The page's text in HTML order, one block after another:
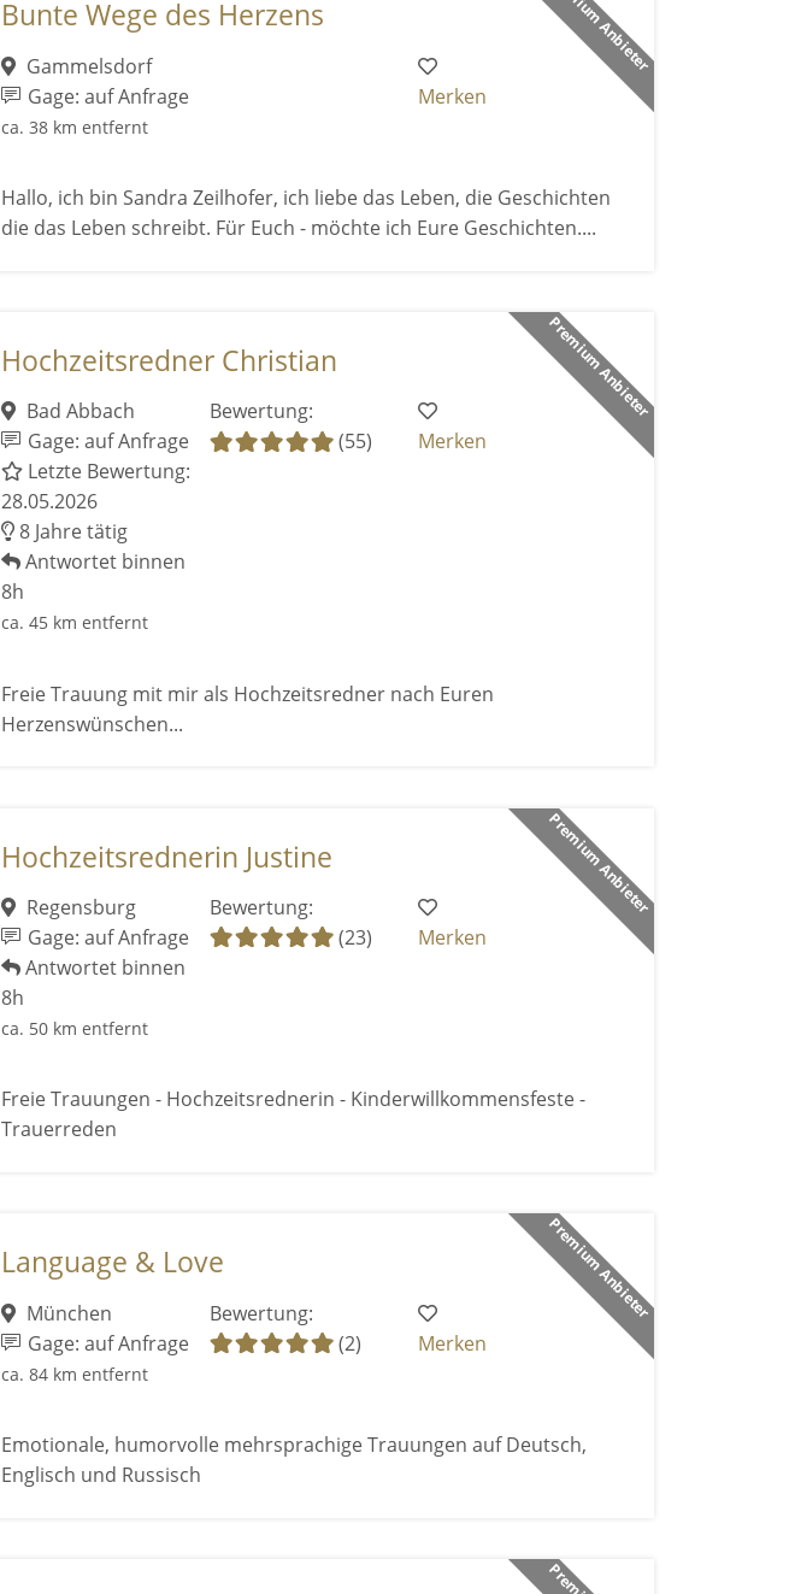
Bunte Wege des Herzens
Gammelsdorf
Gage: auf Anfrage
ca. 38 km entfernt
Merken
Hallo, ich bin Sandra Zeilhofer, ich liebe das Leben, die Geschichten
die das Leben schreibt. Für Euch - möchte ich Eure Geschichten....
Premium Anbieter
Hochzeitsredner Christian
Bad Abbach
Gage: auf Anfrage
Letzte Bewertung:
28.05.2026
8 Jahre tätig
Antwortet binnen
8h
ca. 45 km entfernt
Bewertung:
(55)
Merken
Freie Trauung mit mir als Hochzeitsredner nach Euren
Herzenswünschen...
Premium Anbieter
Hochzeitsrednerin Justine
Regensburg
Gage: auf Anfrage
Antwortet binnen
8h
ca. 50 km entfernt
Bewertung:
(23)
Merken
Freie Trauungen - Hochzeitsrednerin - Kinderwillkommensfeste -
Trauerreden
Premium Anbieter
Language & Love
München
Gage: auf Anfrage
ca. 84 km entfernt
Bewertung:
(2)
Merken
Emotionale, humorvolle mehrsprachige Trauungen auf Deutsch,
Englisch und Russisch